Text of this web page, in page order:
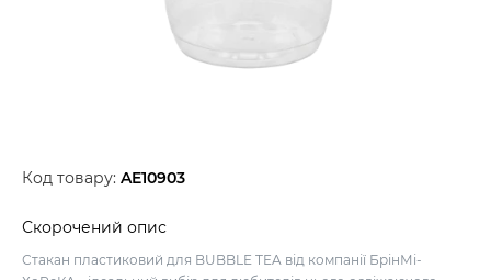
Код товару: AE10903
Скорочений опис
Стакан пластиковий для BUBBLE TEA від компанії БрінМі-